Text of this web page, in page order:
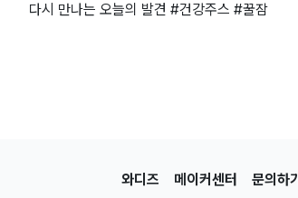
다시 만나는 오늘의 발견 #건강주스 #꿀잠
와디즈 메이커센터 문의하기